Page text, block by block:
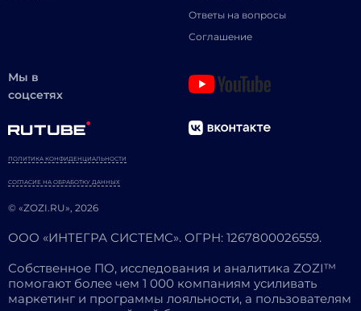
Ответы на вопросы
Соглашение
Мы в
соцсетях
© «ZOZI.RU», 2026
ПОЛИТИКА КОНФИДЕНЦИАЛЬНОСТИ
СОГЛАСИЕ НА ОБРАБОТКУ ДАННЫХ
ООО «ИНТЕГРА СИСТЕМС». ОГРН: 1267800026559.
Собственное ПО, исследования и аналитика ZOZI™
помогают более чем 1 000 компаниям усиливать
маркетинг и программы лояльности, а пользователям